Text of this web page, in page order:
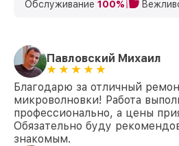
Обслуживание 100%
Павловский Михаил
Благодарю за отличный
микроволновки! Работа
профессионально, а цены
Обязательно буду
знакомым.